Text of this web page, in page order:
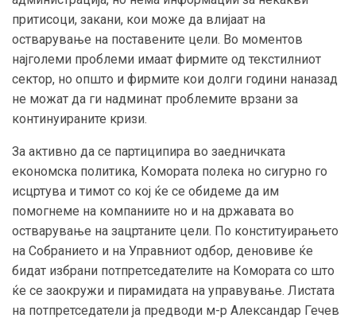
притисоци, закани, кои може да влијаат на
остварување на поставените цели. Во моментов
најголеми проблеми имаат фирмите од текстилниот
сектор, но општо и фирмите кои долги години наназад
не можат да ги надминат проблемите врзани за
континуираните кризи.
За активно да се партиципира во заедничката
економска политика, Комората полека но сигурно го
исцртува и тимот со кој ќе се обидеме да им
помогнеме на компаниите но и на државата во
остварување на зацртаните цели. По конституирањето
на Собранието и на Управниот одбор, деновиве ќе
бидат избрани потпретседателите на Комората со што
ќе се заокружи и пирамидата на управување. Листата
на потпретседатели ја предводи м-р Александар Гечев